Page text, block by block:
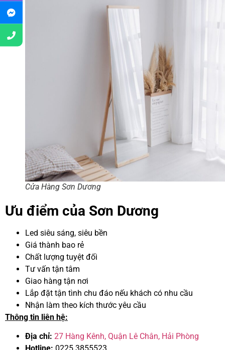
Cửa Hàng Sơn Dương
Ưu điểm của Sơn Dương
Led siêu sáng, siêu bền
Giá thành bao rẻ
Chất lượng tuyệt đối
Tư vấn tận tâm
Giao hàng tận nơi
Lắp đặt tận tình chu đáo nếu khách có nhu cầu
Nhận làm theo kích thước yêu cầu
Thông tin liên hệ:
Địa chỉ: 27 Hàng Kênh, Quận Lê Chân, Hải Phòng